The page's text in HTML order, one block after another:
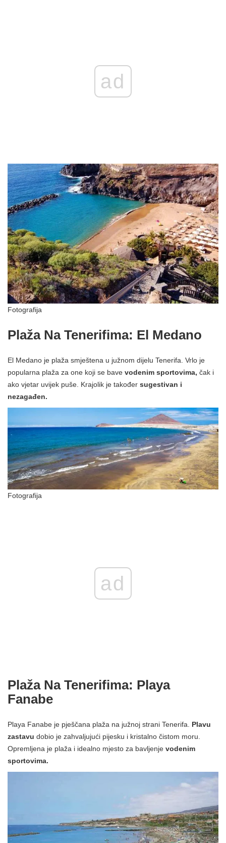
ad
Fotografija
Plaža Na Tenerifima: El Medano
El Medano je plaža smještena u južnom dijelu Tenerifa. Vrlo je
popularna plaža za one koji se bave vodenim sportovima, čak i
ako vjetar uvijek puše. Krajolik je također sugestivan i
nezagađen.
Fotografija
ad
Plaža Na Tenerifima: Playa
Fanabe
Playa Fanabe je pješčana plaža na južnoj strani Tenerifa. Plavu
zastavu dobio je zahvaljujući pijesku i kristalno čistom moru.
Opremljena je plaža i idealno mjesto za bavljenje vodenim
sportovima.